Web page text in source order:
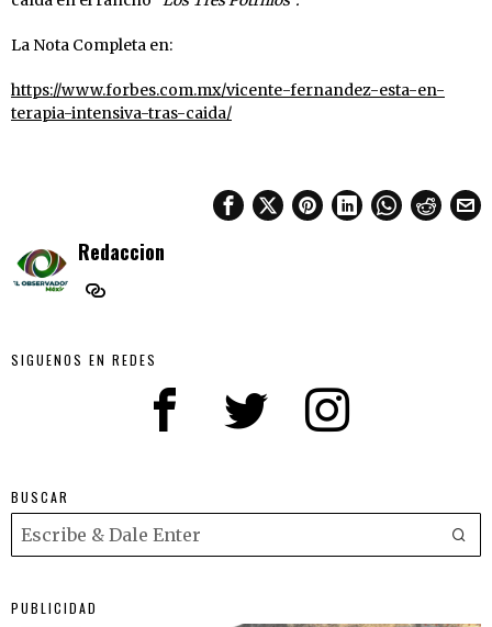
La Nota Completa en:
https://www.forbes.com.mx/vicente-fernandez-esta-en-
terapia-intensiva-tras-caida/
Redaccion
SIGUENOS EN REDES
BUSCAR
PUBLICIDAD